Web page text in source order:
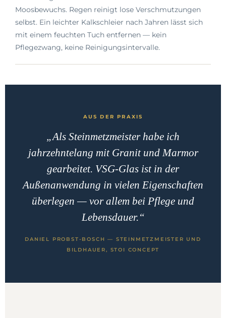
Moosbewuchs. Regen reinigt lose Verschmutzungen
selbst. Ein leichter Kalkschleier nach Jahren lässt sich
mit einem feuchten Tuch entfernen — kein
Pflegezwang, keine Reinigungsintervalle.
AUS DER PRAXIS
„Als Steinmetzmeister habe ich
jahrzehntelang mit Granit und Marmor
gearbeitet. VSG-Glas ist in der
Außenanwendung in vielen Eigenschaften
überlegen — vor allem bei Pflege und
Lebensdauer.“
DANIEL PROBST-BOSCH — STEINMETZMEISTER UND
BILDHAUER, STOI CONCEPT